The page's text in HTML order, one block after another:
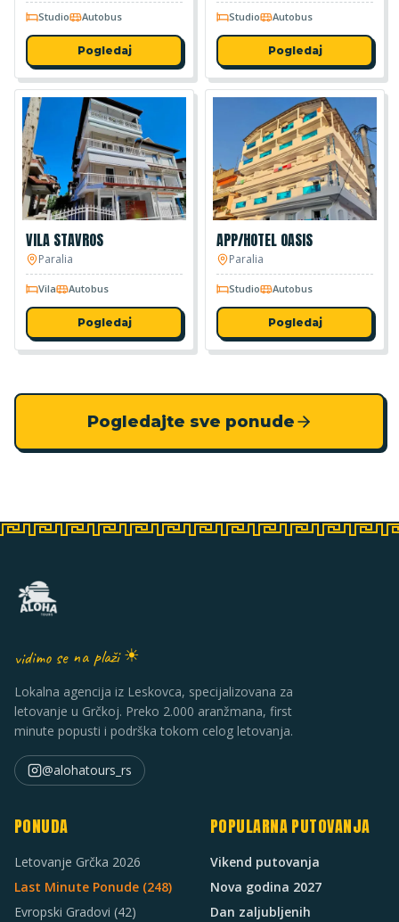
Studio Autobus
Pogledaj
Studio Autobus
Pogledaj
VILA STAVROS
Paralia
Vila Autobus
Pogledaj
APP/HOTEL OASIS
Paralia
Studio Autobus
Pogledaj
Pogledajte sve ponude
vidimo se na plaži ☀
Lokalna agencija iz Leskovca, specijalizovana za
letovanje u Grčkoj. Preko 2.000 aranžmana, first
minute popusti i podrška tokom celog letovanja.
@alohatours_rs
PONUDA
Letovanje Grčka 2026
Last Minute Ponude (248)
Evropski Gradovi (42)
POPULARNA PUTOVANJA
Vikend putovanja
Nova godina 2027
Dan zaljubljenih